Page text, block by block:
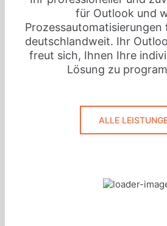
für Outlook und
Prozessautomatisierungen
deutschlandweit. Ihr
freut sich, Ihnen Ihre
Lösung zu
ALLE